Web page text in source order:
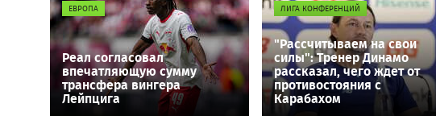
ЕВРОПА
Реал согласовал
впечатляющую сумму
трансфера вингера
Лейпцига
ЛИГА КОНФЕРЕНЦИЙ
"Рассчитываем на свои
силы": Тренер Динамо
рассказал, чего ждет от
противостояния с
Карабахом